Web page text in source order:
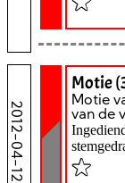
2012-04-12
Motie
Motie
van de